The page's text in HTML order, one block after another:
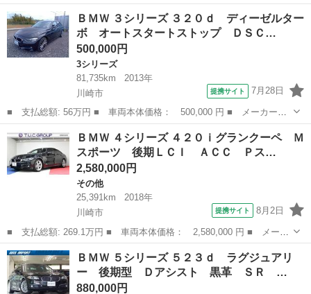
ー名： ＢＭＷ ■ 車種名： ７シリーズ ■ グレード名： ７４０
ｅアイパフォーマンス Ｒコンフォート＆プラスＰ Ｄアシストプラ
ス 黒革...
神奈川 川崎市
ＢＭＷ ３シリーズ ３２０ｄ ディーゼルター
ボ オートスタートストップ ＤＳＣ…
500,000円
3シリーズ
81,735km
2013年
川崎市
提携サイト 7月28日
■ 支払総額: 56万円 ■ 車両本体価格： 500,000 円 ■ メーカー
名： ＢＭＷ ■ 車種名： ３シリーズ ■ グレード名： ３２０
ｄ ディーゼルターボ オートスタートストップ ＤＳＣ スマート
キー 電動シート ...
神奈川 川崎市
ＢＭＷ ４シリーズ ４２０ｉグランクーペ Ｍ
スポーツ 後期ＬＣＩ ＡＣＣ Ｐス…
2,580,000円
その他
25,391km
2018年
川崎市
提携サイト 8月2日
■ 支払総額: 269.1万円 ■ 車両本体価格： 2,580,000 円 ■ メーカ
ー名： ＢＭＷ ■ 車種名： ４シリーズ ■ グレード名： ４２０
ｉグランクーペ Ｍスポーツ 後期ＬＣＩ ＡＣＣ Ｐスタ 茶革
純正ｉＤ...
神奈川 川崎市
ＢＭＷ ５シリーズ ５２３ｄ ラグジュアリ
ー 後期型 Ｄアシスト 黒革 ＳＲ …
880,000円